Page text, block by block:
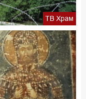
ТВ Храм